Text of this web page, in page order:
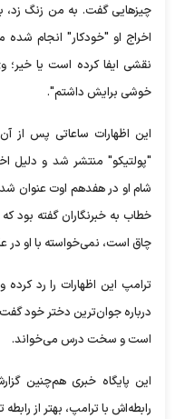
چیزهایی گفت. به من زنگ زد،
اخراج او "خودکار" انجام
نقشی ایفا کرده است یا
خوشی برایش داشتم".
این اظهارات ساعاتی پس از
"پولتیکو" منتشر شد و دلیل
شام او در هفدهم اوت عنوان
خطاب به خبرنگاران گفته بود
چاق است، نمی‌خواسته با او
ترامپ این اظهارات را رد
درباره جوان‌ترین دختر خود
است و سخت درس می‌خواند.
این پایگاه خبری هم‌چنین
رابطه‌اش با ترامپ، بهتر از